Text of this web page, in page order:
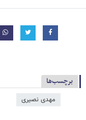
برچسب‌ها
مهدی نصیری